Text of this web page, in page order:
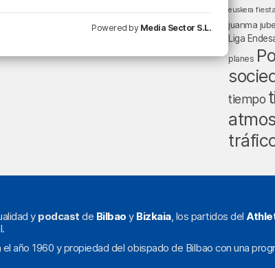
euskera
juanma
Liga
planes
tiempo
y podcast de Bilbao y Bizkaia, los partidos del
año 1960 y propiedad del obispado de Bilbao con una
Powered by Media Sector S.L.